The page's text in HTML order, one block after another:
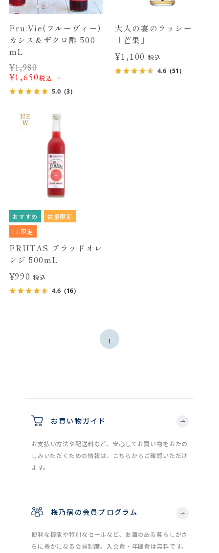
Fru:Vie(フルーヴィー)
カシス＆ザクロ酢 500
mL
¥1,980
¥1,650税込
5.0（3）
大人の宴のラッシー
「芒果」
¥1,100 税込
4.6 （51）
NE
W
おすすめ
数量限定
EC限定
FRUTAS ブラッドオレ
ンジ 500mL
¥990税込
4.6（16）
1
お買い物ガイド
お支払い方法や配送料など、安心してお買い物をおたの
しみいただくための情報は、こちらからご確認いただけ
ます。
梅乃宿の会員プログラム
便利な機能や特別なセールなど、お酒のある暮らしがさ
らに豊かになる会員制度。入会費・年間費は無料です。